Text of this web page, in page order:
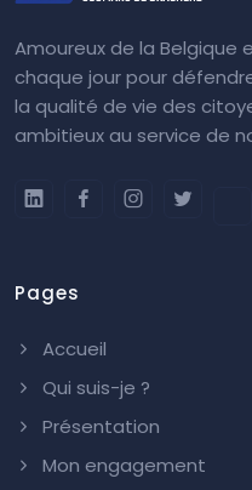
Amoureux de la Belgique
chaque jour pour
la qualité de vie des
ambitieux au service de
Pages
Accueil
Qui suis-je ?
Présentation
Mon engagement